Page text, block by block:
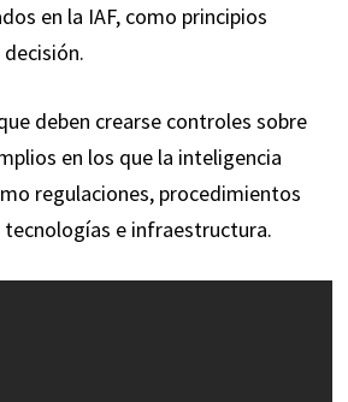
en la IAF, como principios
deben crearse controles sobre
en los que la inteligencia
regulaciones, procedimientos
e infraestructura.